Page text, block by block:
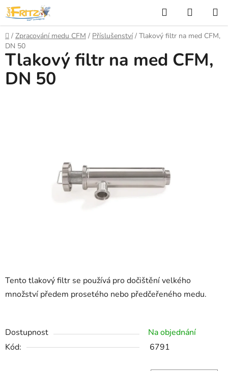
Přejít
na
obsah
Hledat
KOŠÍK
Domů
/ Zpracování medu CFM / Příslušenství / Tlakový filtr na med CFM,
DN 50
Tento tlakový filtr se používá pro dočištění velkého
množství předem prosetého nebo předčeřeného medu.
Dostupnost
Na objednání
Kód:
6791
Tlakový filtr na med CFM,
DN 50